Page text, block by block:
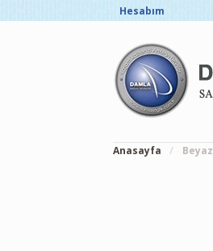
Hesabım
Anasayfa / Beyaz